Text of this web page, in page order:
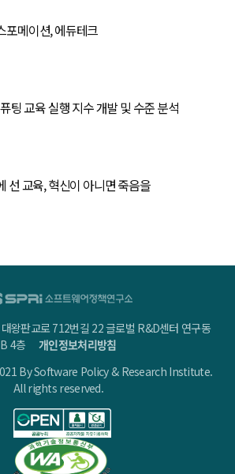
포메이션, 에듀테크
팅 교육 실행 지수 개발 및 수준 분석
선 교육, 혁신이 아니면 죽음을
왕판교로 712번길 22 글로벌 R&D센터 연구동
B 4층개인정보처리방침
By Software Policy & Research Institute.
All rights reserved.